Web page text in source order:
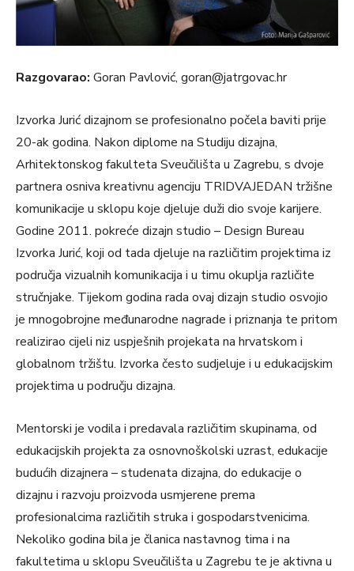
Razgovarao: Goran Pavlović, goran@jatrgovac.hr
Izvorka Jurić dizajnom se profesionalno počela baviti prije
20-ak godina. Nakon diplome na Studiju dizajna,
Arhitektonskog fakulteta Sveučilišta u Zagrebu, s dvoje
partnera osniva kreativnu agenciju TRIDVAJEDAN tržišne
komunikacije u sklopu koje djeluje duži dio svoje karijere.
Godine 2011. pokreće dizajn studio – Design Bureau
Izvorka Jurić, koji od tada djeluje na različitim projektima iz
područja vizualnih komunikacija i u timu okuplja različite
stručnjake. Tijekom godina rada ovaj dizajn studio osvojio
je mnogobrojne međunarodne nagrade i priznanja te pritom
realizirao cijeli niz uspješnih projekata na hrvatskom i
globalnom tržištu. Izvorka često sudjeluje i u edukacijskim
projektima u području dizajna.
Mentorski je vodila i predavala različitim skupinama, od
edukacijskih projekta za osnovnoškolski uzrast, edukacije
budućih dizajnera – studenata dizajna, do edukacije o
dizajnu i razvoju proizvoda usmjerene prema
profesionalcima različitih struka i gospodarstvenicima.
Nekoliko godina bila je članica nastavnog tima i na
fakultetima u sklopu Sveučilišta u Zagrebu te je aktivna u